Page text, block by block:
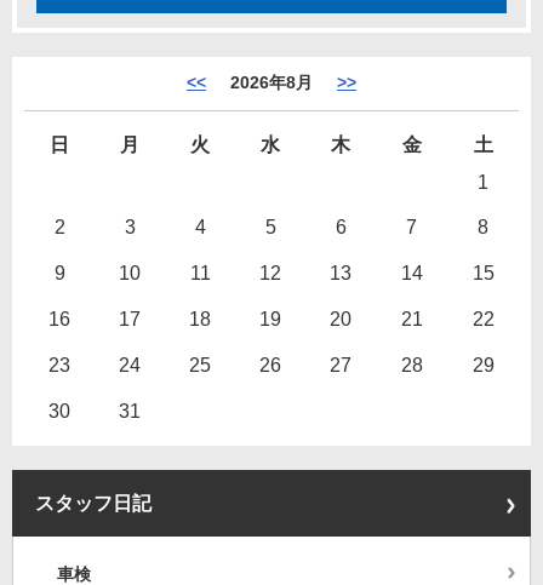
<< 2026年8月 >>
日 月 火 水 木 金
土
1
2 3 4 5 6 7 8
9 10 11 12 13 14 15
16 17 18 19 20 21 22
23 24 25 26 27 28 29
30 31
スタッフ日記
車検